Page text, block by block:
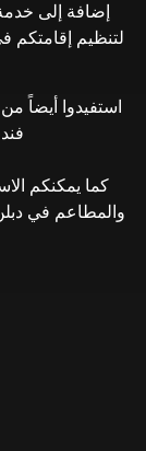
إضافة إلى
لتنظيم إقامتكم
استفيدوا أيضاً
كما يمكنكم
والمطاعم في